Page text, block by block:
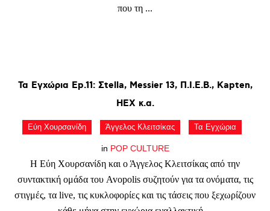
που τη ...
Τα Εγχώρια Ep.11: Σtella, Messier 13, Π.Ι.Ε.Β., Kapten,
HEX κ.α.
Εύη Χουρσανίδη Άγγελος Κλειτσίκας Τα Εγχώρια
in POP CULTURE
Η Εύη Χουρσανίδη και ο Άγγελος Κλειτσίκας από την
συντακτική ομάδα του Avopolis συζητούν για τα ονόματα, τις
στιγμές, τα live, τις κυκλοφορίες και τις τάσεις που ξεχωρίζουν